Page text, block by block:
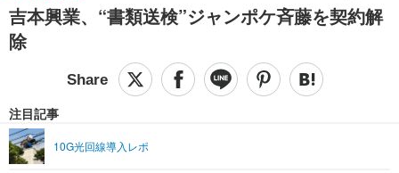
IT・デジタルTOP スマートフォン
ショッピング その他
SPEED TEST
エンタメTOP 映画・ドラマ
ライフTOP
リリース一覧
吉本興業、“書類送検”ジャンポケ斉藤を契約解
除
注目記事
10G光回線導入レポ